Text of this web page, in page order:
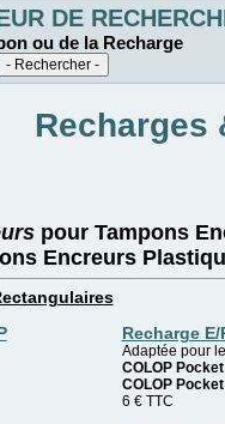
COLOP
COLOP
Tampons
Tampons
Tampons Dateurs >>>
Tampons
Tampons
Tampons
DE
ou de la Recharge
Recharges
pour Tampons
Recharge E/
Adaptée pour
COLOP
COLOP
6 €TTC